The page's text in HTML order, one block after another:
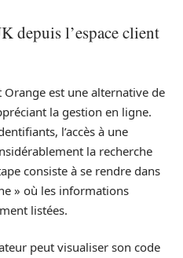
depuis l’espace client
Orange est une alternative de
la gestion en ligne.
l’accès à une
la recherche
consiste à se rendre dans
» où les informations
listées.
peut visualiser son code